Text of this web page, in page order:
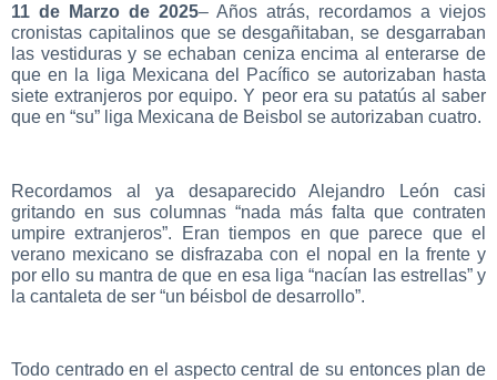
11 de Marzo de 2025– Años atrás, recordamos a viejos
cronistas capitalinos que se desgañitaban, se desgarraban
las vestiduras y se echaban ceniza encima al enterarse de
que en la liga Mexicana del Pacífico se autorizaban hasta
siete extranjeros por equipo. Y peor era su patatús al saber
que en “su” liga Mexicana de Beisbol se autorizaban cuatro.
Recordamos al ya desaparecido Alejandro León casi
gritando en sus columnas “nada más falta que contraten
umpire extranjeros”. Eran tiempos en que parece que el
verano mexicano se disfrazaba con el nopal en la frente y
por ello su mantra de que en esa liga “nacían las estrellas” y
la cantaleta de ser “un béisbol de desarrollo”.
Todo centrado en el aspecto central de su entonces plan de